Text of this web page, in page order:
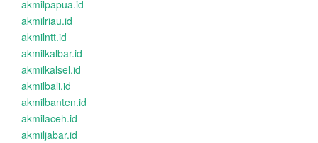
akmilpapua.id
akmilriau.id
akmilntt.id
akmilkalbar.id
akmilkalsel.id
akmilbali.id
akmilbanten.id
akmilaceh.id
akmiljabar.id